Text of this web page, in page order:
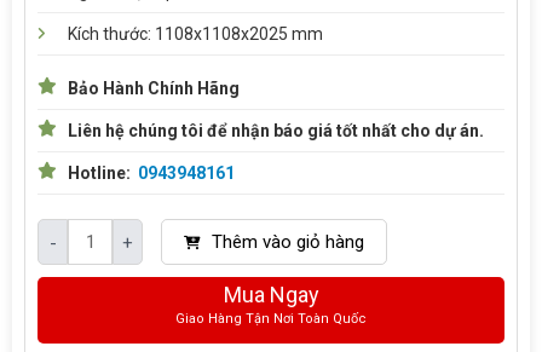
Kích thước: 1108x1108x2025 mm
Bảo Hành Chính Hãng
Liên hệ chúng tôi để nhận báo giá tốt nhất cho dự án.
Hotline: 0943948161
- + Thêm vào giỏ hàng
Mua Ngay
Giao Hàng Tận Nơi Toàn Quốc